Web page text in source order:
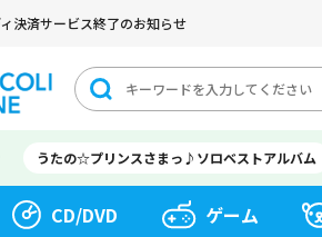
ィ決済サービス終了のお知らせ
うたの☆プリンスさまっ♪ソロベストアルバム
CD/DVD ゲーム